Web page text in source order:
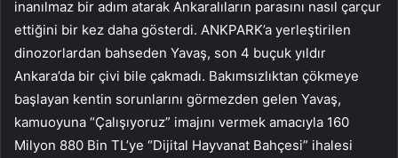
inanılmaz bir adım atarak Ankaralıların parasını nasıl çarçur
ettiğini bir kez daha gösterdi. ANKPARK’a yerleştirilen
dinozorlardan bahseden Yavaş, son 4 buçuk yıldır
Ankara’da bir çivi bile çakmadı. Bakımsızlıktan çökmeye
başlayan kentin sorunlarını görmezden gelen Yavaş,
kamuoyuna “Çalışıyoruz” imajını vermek amacıyla 160
Milyon 880 Bin TL’ye “Dijital Hayvanat Bahçesi” ihalesi